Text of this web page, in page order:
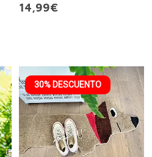
14,99€
30% DESCUENTO